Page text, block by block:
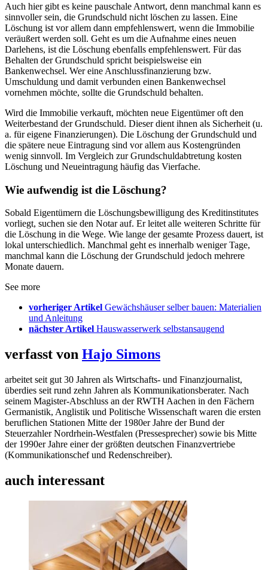
Auch hier gibt es keine pauschale Antwort, denn manchmal kann es
sinnvoller sein, die Grundschuld nicht löschen zu lassen. Eine
Löschung ist vor allem dann empfehlenswert, wenn die Immobilie
veräußert werden soll. Geht es um die Aufnahme eines neuen
Darlehens, ist die Löschung ebenfalls empfehlenswert. Für das
Behalten der Grundschuld spricht beispielsweise ein
Bankenwechsel. Wer eine Anschlussfinanzierung bzw.
Umschuldung und damit verbunden einen Bankenwechsel
vornehmen möchte, sollte die Grundschuld behalten.
Wird die Immobilie verkauft, möchten neue Eigentümer oft den
Weiterbestand der Grundschuld. Dieser dient ihnen als Sicherheit (u.
a. für eigene Finanzierungen). Die Löschung der Grundschuld und
die spätere neue Eintragung sind vor allem aus Kostengründen
wenig sinnvoll. Im Vergleich zur Grundschuldabtretung kosten
Löschung und Neueintragung häufig das Vierfache.
Wie aufwendig ist die Löschung?
Sobald Eigentümern die Löschungsbewilligung des Kreditinstitutes
vorliegt, suchen sie den Notar auf. Er leitet alle weiteren Schritte für
die Löschung in die Wege. Wie lange der gesamte Prozess dauert, ist
lokal unterschiedlich. Manchmal geht es innerhalb weniger Tage,
manchmal kann die Löschung der Grundschuld jedoch mehrere
Monate dauern.
See more
vorheriger Artikel Gewächshäuser selber bauen: Materialien
und Anleitung
nächster Artikel Hauswasserwerk selbstansaugend
verfasst von Hajo Simons
arbeitet seit gut 30 Jahren als Wirtschafts- und Finanzjournalist,
überdies seit rund zehn Jahren als Kommunikationsberater. Nach
seinem Magister-Abschluss an der RWTH Aachen in den Fächern
Germanistik, Anglistik und Politische Wissenschaft waren die ersten
beruflichen Stationen Mitte der 1980er Jahre der Bund der
Steuerzahler Nordrhein-Westfalen (Pressesprecher) sowie bis Mitte
der 1990er Jahre einer der größten deutschen Finanzvertriebe
(Kommunikationschef und Redenschreiber).
auch interessant